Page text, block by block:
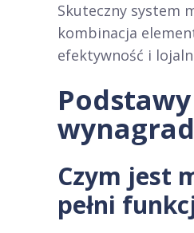
Skuteczny system
kombinacja
efektywność i
Czym jest
pełni